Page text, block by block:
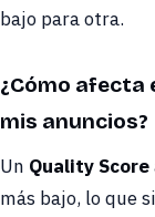
bajo para otra.
¿Cómo afecta
mis anuncios?
Un Quality Score
más bajo, lo que